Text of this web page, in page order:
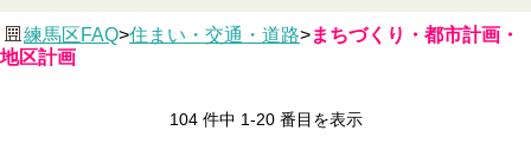
練馬区FAQ>住まい・交通・道路>まちづくり・都市計画・
地区計画
104 件中 1-20 番目を表示